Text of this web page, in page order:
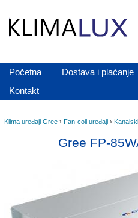
Početna Dostava i plaćanje
Kontakt
Klima uređaji Gree › Fan-coil uređaji ›
Gree FP-